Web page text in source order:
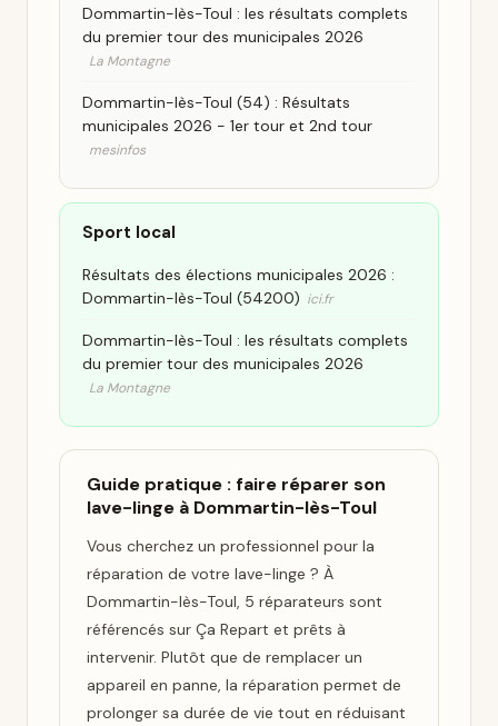
Dommartin-lès-Toul : les résultats complets
du premier tour des municipales 2026
La Montagne
Dommartin-lès-Toul (54) : Résultats
municipales 2026 - 1er tour et 2nd tour
mesinfos
Sport local
Résultats des élections municipales 2026 :
Dommartin-lès-Toul (54200) ici.fr
Dommartin-lès-Toul : les résultats complets
du premier tour des municipales 2026
La Montagne
Guide pratique : faire réparer son
lave-linge à Dommartin-lès-Toul
Vous cherchez un professionnel pour la
réparation de votre lave-linge ? À
Dommartin-lès-Toul, 5 réparateurs sont
référencés sur Ça Repart et prêts à
intervenir. Plutôt que de remplacer un
appareil en panne, la réparation permet de
prolonger sa durée de vie tout en réduisant